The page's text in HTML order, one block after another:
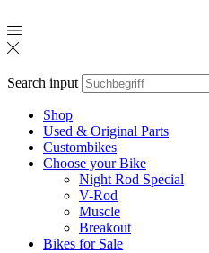
Search input
Shop
Used & Original Parts
Custombikes
Choose your Bike
Night Rod Special
V-Rod
Muscle
Breakout
Bikes for Sale